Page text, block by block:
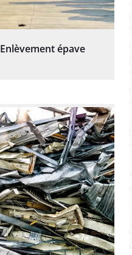
Enlèvement épave